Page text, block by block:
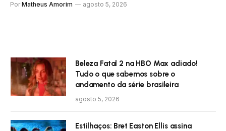
Por Matheus Amorim agosto 5, 2026
Beleza Fatal 2 na HBO Max adiado!
Tudo o que sabemos sobre o
andamento da série brasileira
agosto 5, 2026
Estilhaços: Bret Easton Ellis assina